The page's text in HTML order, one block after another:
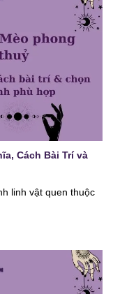
Cách Bài Trí và
linh vật quen thuộc